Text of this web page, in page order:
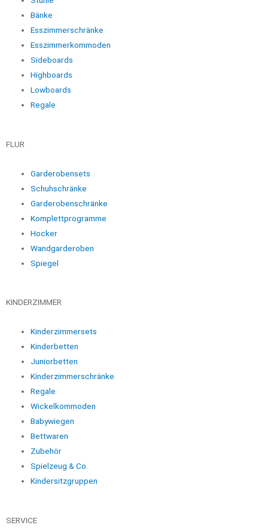
Bänke
Esszimmerschränke
Esszimmerkommoden
Sideboards
Highboards
Lowboards
Regale
FLUR
Garderobensets
Schuhschränke
Garderobenschränke
Komplettprogramme
Hocker
Wandgarderoben
Spiegel
KINDERZIMMER
Kinderzimmersets
Kinderbetten
Juniorbetten
Kinderzimmerschränke
Regale
Wickelkommoden
Babywiegen
Bettwaren
Zubehör
Spielzeug & Co.
Kindersitzgruppen
SERVICE